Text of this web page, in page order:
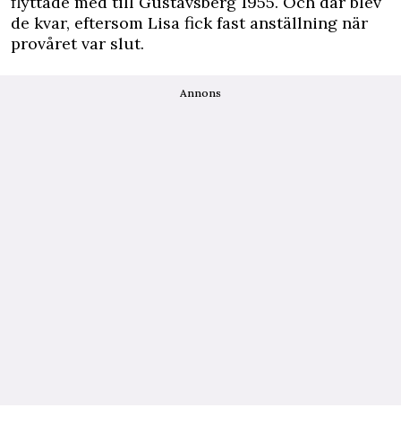
de kvar, eftersom Lisa fick fast anställning när
provåret var slut.
Annons